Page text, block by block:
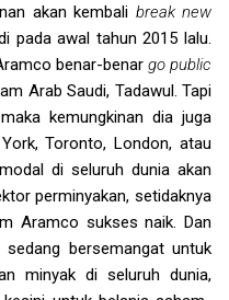
akan kembali break new
pada awal tahun 2015 lalu.
benar-benar go public
Arab Saudi, Tadawul. Tapi
kemungkinan dia juga
Toronto, London, atau
di seluruh dunia akan
perminyakan, setidaknya
Aramco sukses naik. Dan
bersemangat untuk
minyak di seluruh dunia,